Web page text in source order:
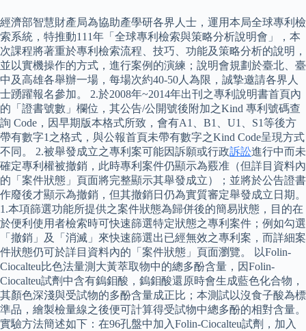
經濟部智慧財產局為協助產學研各界人士，運用本局全球專利檢
索系統，特推動111年「全球專利檢索與策略分析說明會」，本
次課程將著重於專利檢索流程、技巧、功能及策略分析的說明，
並以實機操作的方式，進行案例的演練；說明會規劃於臺北、臺
中及高雄各舉辦一場，每場次約40-50人為限，誠摯邀請各界人
士踴躍報名參加。 2.於2008年~2014年出刊之專利說明書首頁內
的「證書號數」欄位，其公告/公開號後附加之Kind 專利號碼查
詢 Code，因早期版本格式所致，會有A1、B1、U1、S1等後方
帶有數字1之格式，與公報首頁未帶有數字之Kind Code呈現方式
不同。 2.被舉發成立之專利案可能因訴願或行政訴訟進行中而未
確定專利權被撤銷，此時專利案件仍顯示為覈准（但詳目資料內
的「案件狀態」頁面將完整顯示其舉發成立）；並將於公告證書
作廢後才顯示為撤銷，但其撤銷日仍為實質審定舉發成立日期。
1.本項篩選功能所提供之案件狀態為歸併後的簡易狀態，目的在
於便利使用者檢索時可快速篩選特定狀態之專利案件；例如勾選
「撤銷」及「消滅」來快速篩選出已經無效之專利案，而詳細案
件狀態仍可於詳目資料內的「案件狀態」頁面瀏覽。 以Folin-
Ciocalteu比色法量測大黃萃取物中的總多酚含量，因Folin-
Ciocalteu試劑中含有鎢鉬酸，鎢鉬酸還原時會生成藍色化合物，
其顏色深淺與受試物的多酚含量成正比；本測試以沒食子酸為標
準品，繪製檢量線之後便可計算得受試物中總多酚的相對含量。
實驗方法簡述如下：在96孔盤中加入Folin-Ciocalteu試劑，加入